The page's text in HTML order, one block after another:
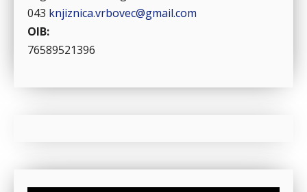
043 knjiznica.vrbovec@gmail.com
OIB:
76589521396